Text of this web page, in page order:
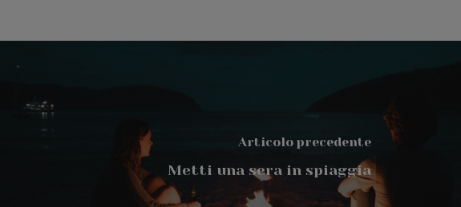
Articolo precedente
Metti una sera in spiaggia